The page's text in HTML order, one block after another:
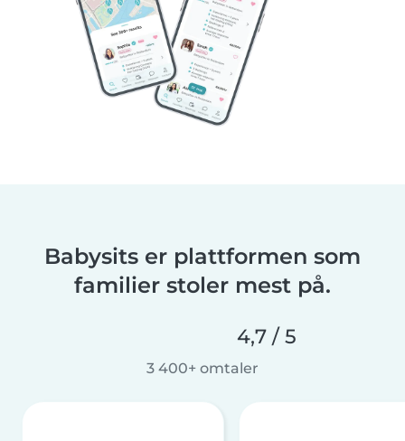
Babysits er plattformen som
familier stoler mest på.
4,7 / 5
3 400+ omtaler